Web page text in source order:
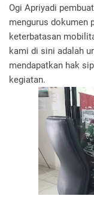
Ogi Apriyadi
mengurus dokumen
keterbatasan
kami di sini adalah
mendapatkan hak
kegiatan.